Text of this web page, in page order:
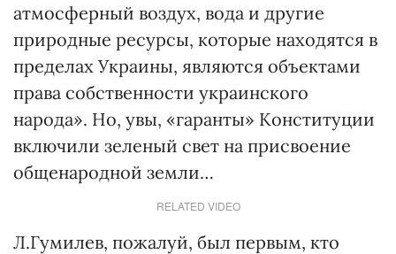
атмосферный воздух, вода и другие
природные ресурсы, которые находятся в
пределах Украины, являются объектами
права собственности украинского
народа». Но, увы, «гаранты» Конституции
включили зеленый свет на присвоение
общенародной земли…
RELATED VIDEO
Л.Гумилев, пожалуй, был первым, кто